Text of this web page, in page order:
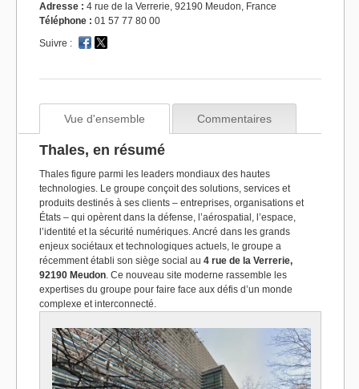
Adresse : 4 rue de la Verrerie, 92190 Meudon, France
Téléphone : 01 57 77 80 00
Suivre :
Vue d'ensemble Commentaires
Thales, en résumé
Thales figure parmi les leaders mondiaux des hautes
technologies. Le groupe conçoit des solutions, services et
produits destinés à ses clients – entreprises, organisations et
États – qui opèrent dans la défense, l’aérospatial, l’espace,
l’identité et la sécurité numériques. Ancré dans les grands
enjeux sociétaux et technologiques actuels, le groupe a
récemment établi son siège social au 4 rue de la Verrerie,
92190 Meudon. Ce nouveau site moderne rassemble les
expertises du groupe pour faire face aux défis d’un monde
complexe et interconnecté.